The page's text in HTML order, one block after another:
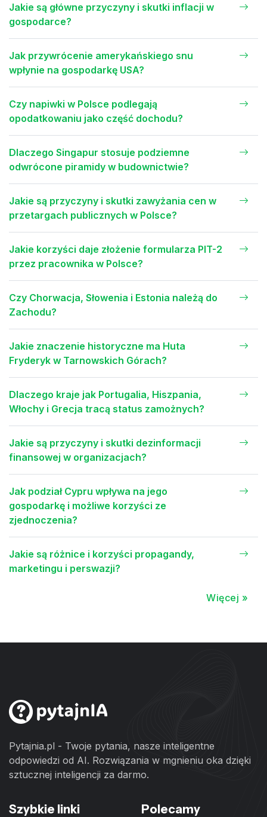
Jakie są główne przyczyny i skutki inflacji w
gospodarce?
Jak przywrócenie amerykańskiego snu
wpłynie na gospodarkę USA?
Czy napiwki w Polsce podlegają
opodatkowaniu jako część dochodu?
Dlaczego Singapur stosuje podziemne
odwrócone piramidy w budownictwie?
Jakie są przyczyny i skutki zawyżania cen w
przetargach publicznych w Polsce?
Jakie korzyści daje złożenie formularza PIT-2
przez pracownika w Polsce?
Czy Chorwacja, Słowenia i Estonia należą do
Zachodu?
Jakie znaczenie historyczne ma Huta
Fryderyk w Tarnowskich Górach?
Dlaczego kraje jak Portugalia, Hiszpania,
Włochy i Grecja tracą status zamożnych?
Jakie są przyczyny i skutki dezinformacji
finansowej w organizacjach?
Jak podział Cypru wpływa na jego
gospodarkę i możliwe korzyści ze
zjednoczenia?
Jakie są różnice i korzyści propagandy,
marketingu i perswazji?
Więcej »
Pytajnia.pl - Twoje pytania, nasze inteligentne
odpowiedzi od AI. Rozwiązania w mgnieniu oka dzięki
sztucznej inteligencji za darmo.
Szybkie linki Polecamy